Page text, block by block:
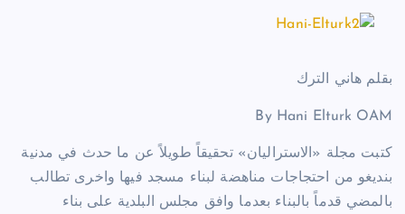
بقلم هاني الترك
By Hani Elturk OAM
كتبت مجلة «الاستراليان» تحقيقاً طويلاً عن ما حدث في مدنية
بنديغو من احتجاجات مناهضة لبناء مسجد فيها واخرى تطالب
بالمضي قدماً بالبناء بعدما وافق مجلس البلدية على بناء